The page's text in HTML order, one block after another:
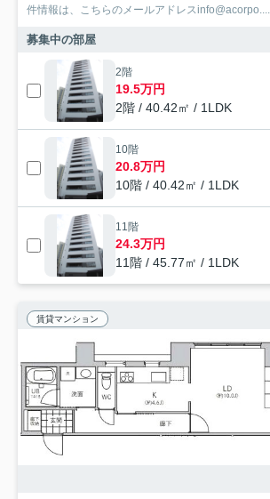
件情報は、こちらのメールアドレスinfo@acorpo....
募集中の部屋
2階
19.5万円
2階 / 40.42㎡ / 1LDK
10階
20.8万円
10階 / 40.42㎡ / 1LDK
11階
24.3万円
11階 / 45.77㎡ / 1LDK
賃貸マンション